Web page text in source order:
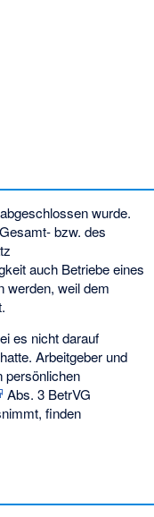
wurde.
bzw. des
auch Betriebe eines
werden, weil dem
es nicht darauf
Arbeitgeber und
persönlichen
Abs. 3 BetrVG
finden